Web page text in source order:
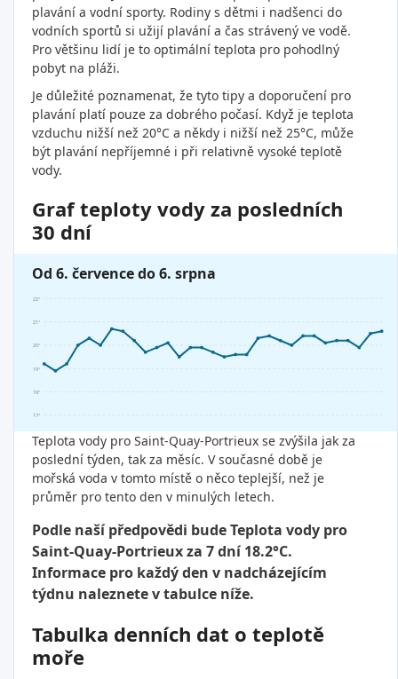
plavání a vodní sporty. Rodiny s dětmi i nadšenci do
vodních sportů si užijí plavání a čas strávený ve vodě.
Pro většinu lidí je to optimální teplota pro pohodlný
pobyt na pláži.
Je důležité poznamenat, že tyto tipy a doporučení pro
plavání platí pouze za dobrého počasí. Když je teplota
vzduchu nižší než 20°C a někdy i nižší než 25°C, může
být plavání nepříjemné i při relativně vysoké teplotě
vody.
Graf teploty vody za posledních
30 dní
Od 6. července do 6. srpna
17°
18°
19°
20°
21°
22°
Teplota vody pro Saint-Quay-Portrieux se zvýšila jak za
poslední týden, tak za měsíc. V současné době je
mořská voda v tomto místě o něco teplejší, než je
průměr pro tento den v minulých letech.
Podle naší předpovědi bude Teplota vody pro
Saint-Quay-Portrieux za 7 dní 18.2°C.
Informace pro každý den v nadcházejícím
týdnu naleznete v tabulce níže.
Tabulka denních dat o teplotě
moře